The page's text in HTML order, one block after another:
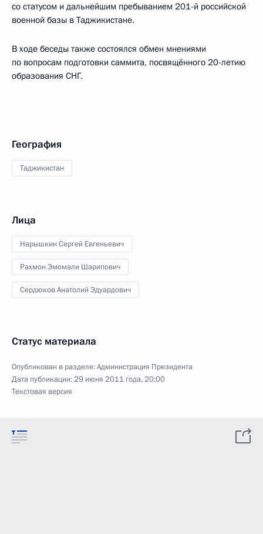
со статусом и дальнейшим пребыванием 201-й российской
военной базы в Таджикистане.
В ходе беседы также состоялся обмен мнениями
по вопросам подготовки саммита, посвящённого 20-летию
образования СНГ.
География
Таджикистан
Лица
Нарышкин Сергей Евгеньевич
Рахмон Эмомали Шарипович
Сердюков Анатолий Эдуардович
Статус материала
Опубликован в разделе:Администрация Президента
Дата публикации:29 июня 2011 года, 20:00
Текстовая версия